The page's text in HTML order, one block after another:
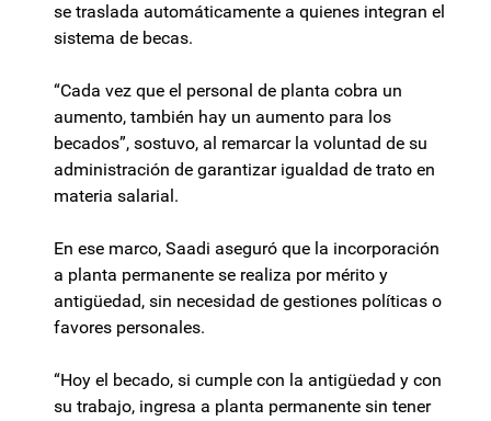
se traslada automáticamente a quienes integran el
sistema de becas.
“Cada vez que el personal de planta cobra un
aumento, también hay un aumento para los
becados”, sostuvo, al remarcar la voluntad de su
administración de garantizar igualdad de trato en
materia salarial.
En ese marco, Saadi aseguró que la incorporación
a planta permanente se realiza por mérito y
antigüedad, sin necesidad de gestiones políticas o
favores personales.
“Hoy el becado, si cumple con la antigüedad y con
su trabajo, ingresa a planta permanente sin tener